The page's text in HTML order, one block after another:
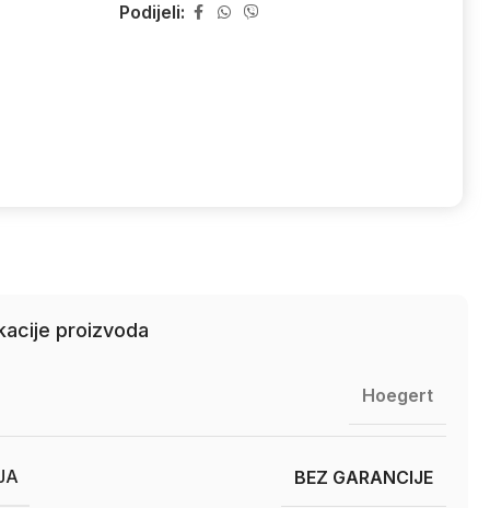
Podijeli:
proizvoda
Hoegert
BEZ GARANCIJE